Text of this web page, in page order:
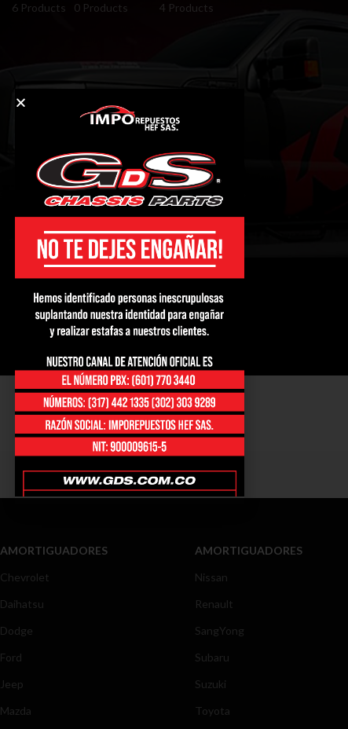
6 Products
0 Products
4 Products
AMORTIGUADORES
Chevrolet
Daihatsu
Dodge
Ford
Jeep
Mazda
AMORTIGUADORES
Nissan
Renault
SangYong
Subaru
Suzuki
Toyota